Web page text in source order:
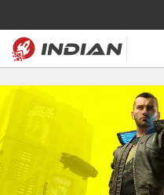
Magazín
Videa